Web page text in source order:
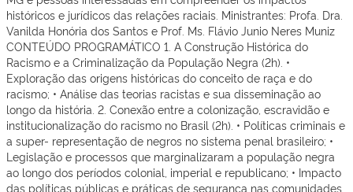
históricos e jurídicos das relações raciais. Ministrantes: Profa. Dra.
Vanilda Honória dos Santos e Prof. Ms. Flávio Junio Neres Muniz
CONTEÚDO PROGRAMÁTICO 1. A Construção Histórica do
Racismo e a Criminalização da População Negra (2h). •
Exploração das origens históricas do conceito de raça e do
racismo; • Análise das teorias racistas e sua disseminação ao
longo da história. 2. Conexão entre a colonização, escravidão e
institucionalização do racismo no Brasil (2h). • Políticas criminais e
a super- representação de negros no sistema penal brasileiro; •
Legislação e processos que marginalizaram a população negra
ao longo dos períodos colonial, imperial e republicano; • Impacto
das políticas públicas e práticas de segurança nas comunidades